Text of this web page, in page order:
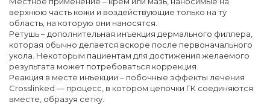
верхнюю часть кожи и воздействующие только на ту
область, на которую они наносятся.
Ретушь – дополнительная инъекция дермального филлера,
которая обычно делается вскоре после первоначального
укола. Некоторым пациентам для достижения желаемого
результата может потребоваться коррекция.
Реакция в месте инъекции – побочные эффекты лечения
Crosslinked — процесс, в котором цепочки ГК соединяются
вместе, образуя сетку.